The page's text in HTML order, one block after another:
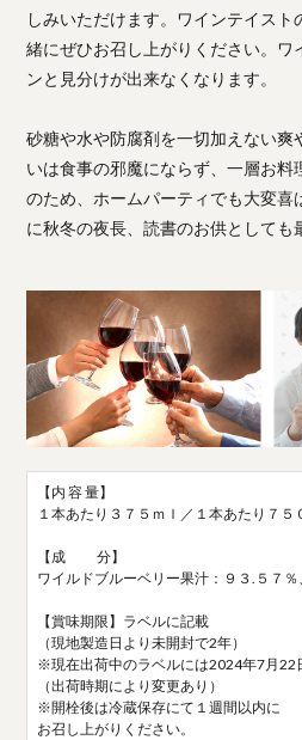
しみいただけます。ワインテイス
緒にぜひお召し上がりください。ワ
ンと見分けが出来なくなります。
砂糖や水や防腐剤を一切加えない爽
いは食事の邪魔にならず、一層お料
のため、ホームパーティでも大変喜
に秋冬の夜長、読書のお供としても
【内 容 量】
１本あたり３７５ｍｌ／１本あたり７５
【成 分】
ワイルドブルーベリー果汁：９３.５７％
【賞味期限】ラベルに記載
（現地製造日より未開封で2年）
※現在出荷中のラベルには2024年7月22
（出荷時期により変更あり）
※開栓後は冷蔵保存にて１週間以内に
お召し上がりください。